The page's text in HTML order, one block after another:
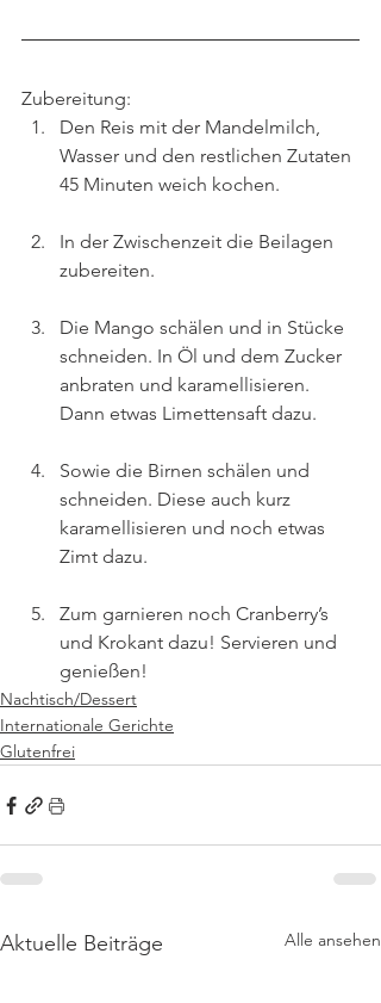
Zubereitung:
Den Reis mit der Mandelmilch,
Wasser und den restlichen Zutaten
45 Minuten weich kochen.
In der Zwischenzeit die Beilagen
zubereiten.
Die Mango schälen und in Stücke
schneiden. In Öl und dem Zucker
anbraten und karamellisieren.
Dann etwas Limettensaft dazu.
Sowie die Birnen schälen und
schneiden. Diese auch kurz
karamellisieren und noch etwas
Zimt dazu.
Zum garnieren noch Cranberry’s
und Krokant dazu! Servieren und
genießen!
Nachtisch/Dessert
Internationale Gerichte
Glutenfrei
Aktuelle Beiträge Alle ansehen